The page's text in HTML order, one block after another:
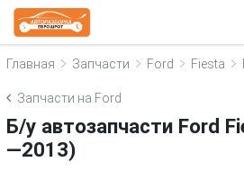
Главная Запчасти Ford Fiesta
Запчасти на Ford
Б/у автозапчасти Ford
—2013)